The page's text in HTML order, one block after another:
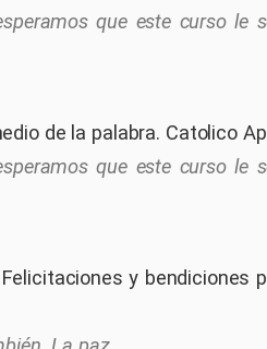
que este curso le
de la palabra. Catolico
que este curso le
y bendiciones